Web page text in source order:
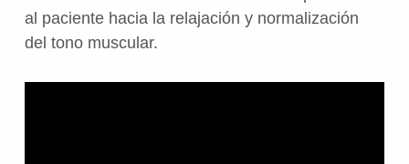
al paciente hacia la relajación y normalización
del tono muscular.